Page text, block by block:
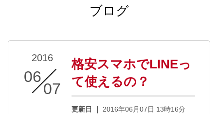
ブログ
2016
06
07
格安スマホでLINEっ
て使えるの？
更新日 ｜2016年06月07日 13時16分